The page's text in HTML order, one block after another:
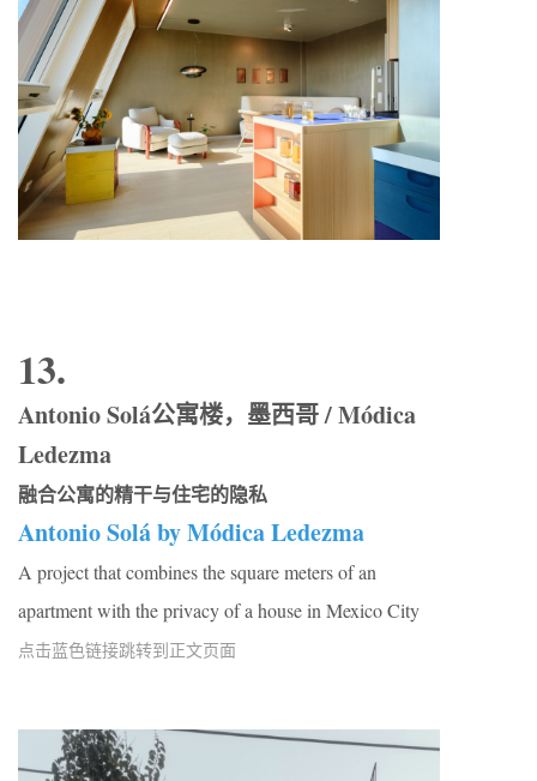
13.
Antonio Solá公寓楼，墨西哥 / Módica
Ledezma
融合公寓的精干与住宅的隐私
Antonio Solá by Módica Ledezma
A project that combines the square meters of an
apartment with the privacy of a house in Mexico City
点击蓝色链接跳转到正文页面